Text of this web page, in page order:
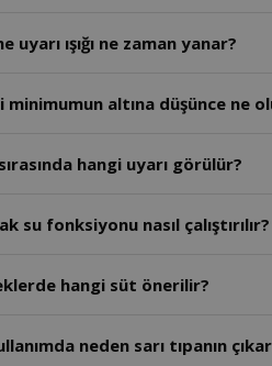
ışığı ne zaman yanar?
altına düşünce ne
hangi uyarı görülür?
su fonksiyonu nasıl çalıştırılır?
hangi süt önerilir?
neden sarı tıpanın